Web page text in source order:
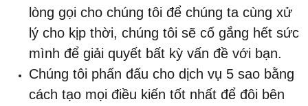
lòng gọi cho chúng tôi để chúng ta cùng xử
lý cho kịp thời, chúng tôi sẽ cố gắng hết sức
mình để giải quyết bất kỳ vấn đề với bạn.
Chúng tôi phấn đấu cho dịch vụ 5 sao bằng
cách tạo mọi điều kiến tốt nhất để đôi bên